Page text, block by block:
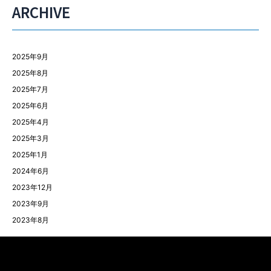
ARCHIVE
2025年9月
2025年8月
2025年7月
2025年6月
2025年4月
2025年3月
2025年1月
2024年6月
2023年12月
2023年9月
2023年8月